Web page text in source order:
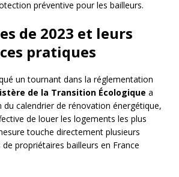
préventive pour les bailleurs.
de 2023 et leurs
pratiques
un tournant dans la réglementation
de la Transition Écologique a
du calendrier de rénovation énergétique,
de louer les logements les plus
touche directement plusieurs
propriétaires bailleurs en France